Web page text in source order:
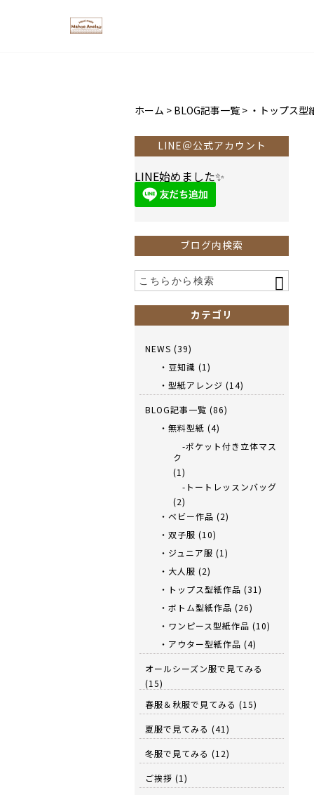
ホーム > BLOG記事一覧 > ・トップス型
LINE＠公式アカウント
LINE始めました✨
ブログ内検索
カテゴリ
NEWS (39)
・豆知識 (1)
・型紙アレンジ (14)
BLOG記事一覧 (86)
・無料型紙 (4)
-ポケット付き立体マス
ク
(1)
-トートレッスンバッグ
(2)
・ベビー作品 (2)
・双子服 (10)
・ジュニア服 (1)
・大人服 (2)
・トップス型紙作品 (31)
・ボトム型紙作品 (26)
・ワンピース型紙作品 (10)
・アウター型紙作品 (4)
オールシーズン服で見てみる
(15)
春服＆秋服で見てみる (15)
夏服で見てみる (41)
冬服で見てみる (12)
ご挨拶 (1)